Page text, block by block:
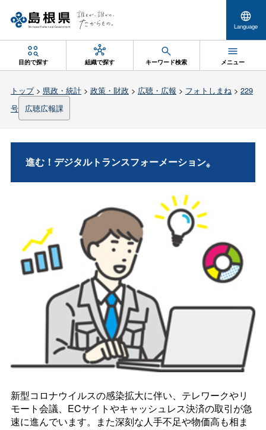
Language
目的で探す 組織で探す キーワード検索 メニュー
トップ> 県政・統計> 政策・財政 > 広聴・広報 > フォトしまね> 229
号
広聴広報課
進む！デジタルトランスフォーメーション※
新型コロナウイルスの感染拡大に伴い、テレワークやリ
モート会議、ECサイトやキャッシュレス決済の取引が急
速に進んでいます。また深刻な人手不足や物価高も相ま